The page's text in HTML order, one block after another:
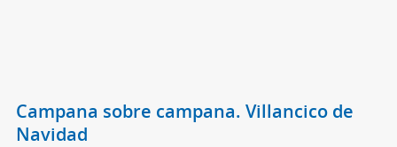
Campana sobre campana. Villancico de
Navidad